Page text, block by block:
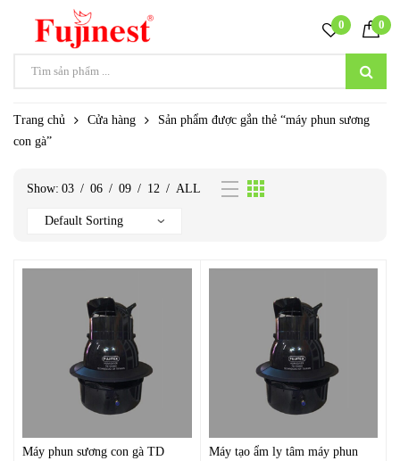
0 0
Trang chủ Cửa hàng
Sản phẩm được gắn thẻ “máy phun sương
con gà”
Show: 03 / 06 / 09 / 12 / ALL
Máy phun sương con gà TD
Máy tạo ẩm ly tâm máy phun